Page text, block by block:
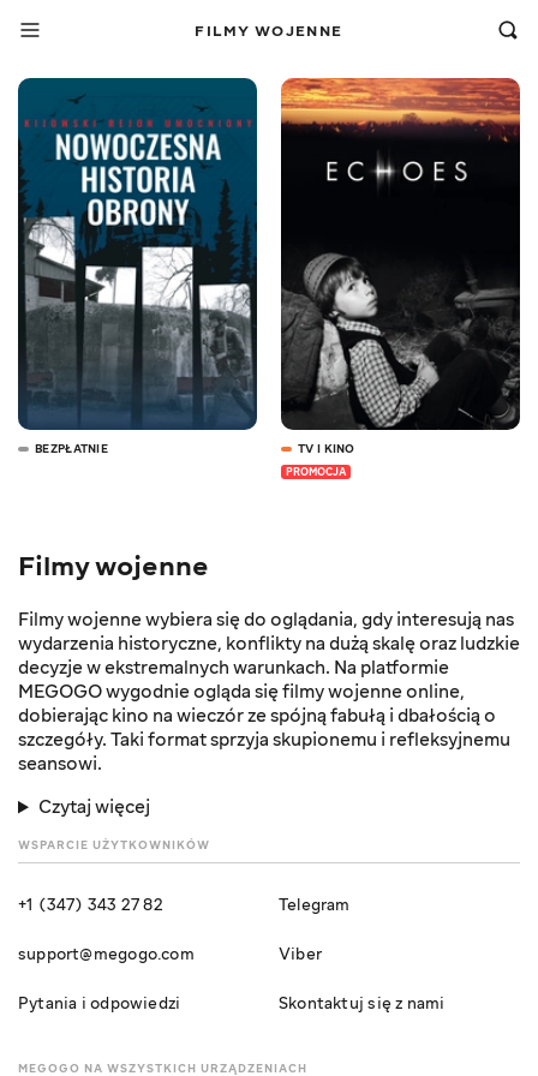
FILMY WOJENNE
BEZPŁATNIE
TV I KINO
PROMOCJA
Filmy wojenne
Filmy wojenne wybiera się do oglądania, gdy interesują nas
wydarzenia historyczne, konflikty na dużą skalę oraz ludzkie
decyzje w ekstremalnych warunkach. Na platformie
MEGOGO wygodnie ogląda się filmy wojenne online,
dobierając kino na wieczór ze spójną fabułą i dbałością o
szczegóły. Taki format sprzyja skupionemu i refleksyjnemu
seansowi.
Czytaj więcej
WSPARCIE UŻYTKOWNIKÓW
+1 (347) 343 27 82
support@megogo.com
Pytania i odpowiedzi
Telegram
Viber
Skontaktuj się z nami
MEGOGO NA WSZYSTKICH URZĄDZENIACH